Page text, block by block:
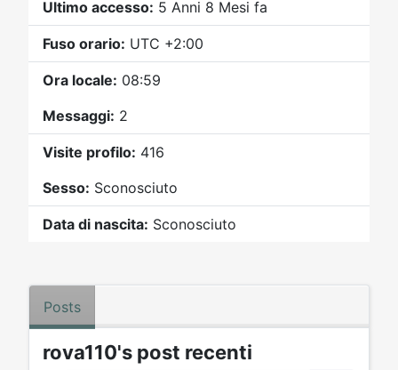
Ultimo accesso: 5 Anni 8 Mesi fa
Fuso orario: UTC +2:00
Ora locale: 08:59
Messaggi: 2
Visite profilo: 416
Sesso: Sconosciuto
Data di nascita: Sconosciuto
Posts
rova110's post recenti